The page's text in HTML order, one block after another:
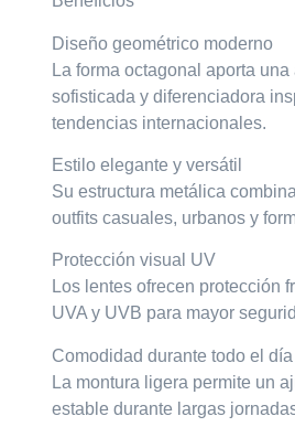
Diseño geométrico moderno
La forma octagonal aporta
sofisticada y diferenciadora
tendencias internacionales.
Estilo elegante y versátil
Su estructura metálica
outfits casuales, urbanos y
Protección visual UV
Los lentes ofrecen protección
UVA y UVB para mayor
Comodidad durante todo el día
La montura ligera permite un
estable durante largas